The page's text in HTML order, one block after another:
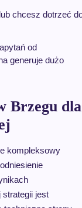
chcesz dotrzeć
od
generuje dużo
Brzegu dla
kompleksowy
jest